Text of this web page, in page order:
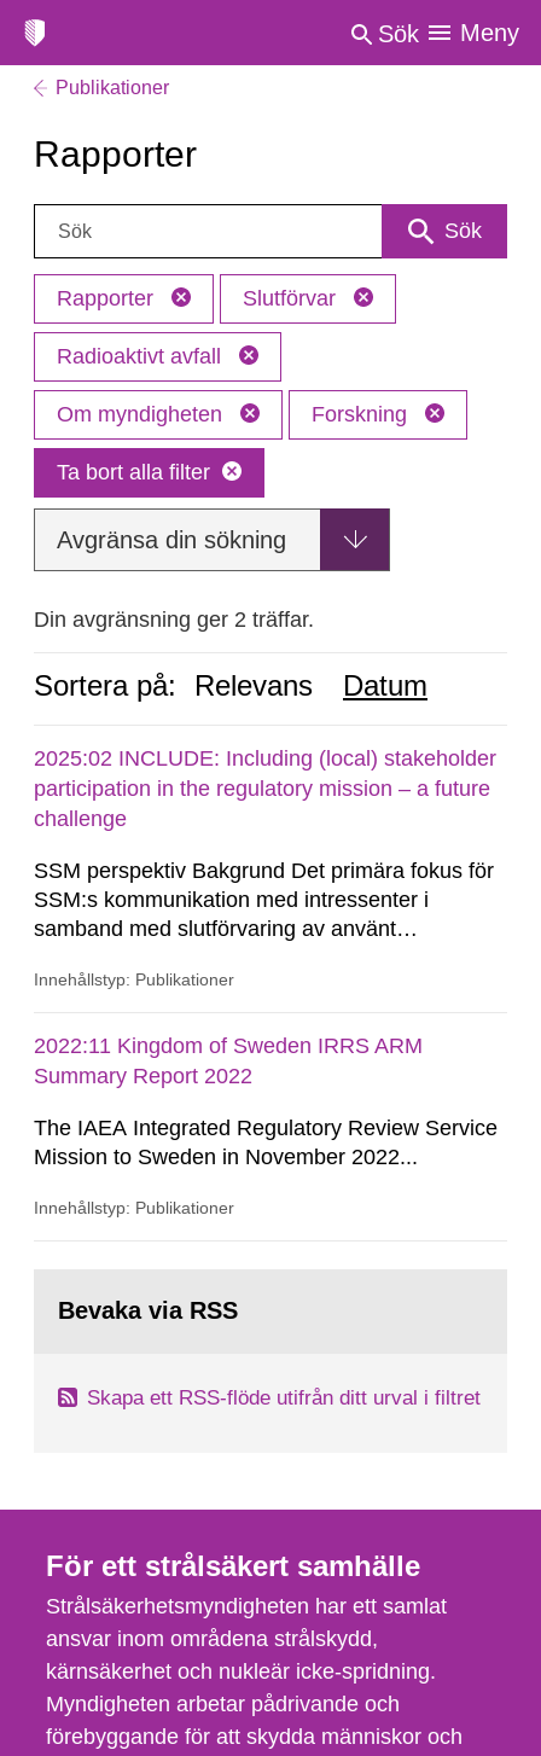
Sök Meny
Publikationer
Rapporter
Sök: Sök
Rapporter Slutförvar
Radioaktivt avfall
Om myndigheten Forskning
Ta bort alla filter
Avgränsa din sökning
Din avgränsning ger 2 träffar.
Sortera på: Relevans Datum
2025:02 INCLUDE: Including (local) stakeholder
participation in the regulatory mission – a future
challenge
SSM perspektiv Bakgrund Det primära fokus för
SSM:s kommunikation med intressenter i
samband med slutförvaring av använt
legat på formella samrådsprocesser kring den
utvecklingsprogram samt SKB:s
tillståndsansökningar enligt kärntekniklagen.
Innehållstyp: Publikationer
2022:11 Kingdom of Sweden IRRS ARM
Summary Report 2022
The IAEA Integrated Regulatory Review Service
Mission to Sweden in November 2022...
Innehållstyp: Publikationer
sida:Bevaka via RSS
Skapa ett RSS-flöde utifrån ditt urval i filtret
För ett strålsäkert samhälle
Strålsäkerhetsmyndigheten har ett samlat
ansvar inom områdena strålskydd,
kärnsäkerhet och nukleär icke-spridning.
Myndigheten arbetar pådrivande och
förebyggande för att skydda människor och